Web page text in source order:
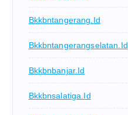
Bkkbntangerang.id
Bkkbntangerangselatan.id
Bkkbnbanjar.id
Bkkbnsalatiga.id